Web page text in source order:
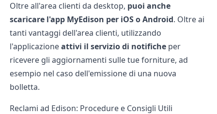
Oltre all'area clienti da desktop, puoi anche
scaricare l'app MyEdison per iOS o Android. Oltre ai
tanti vantaggi dell'area clienti, utilizzando
l'applicazioneattivi il servizio di notifiche per
ricevere gli aggiornamenti sulle tue forniture, ad
esempio nel caso dell'emissione di una nuova
bolletta.
Reclami ad Edison: Procedure e Consigli Utili